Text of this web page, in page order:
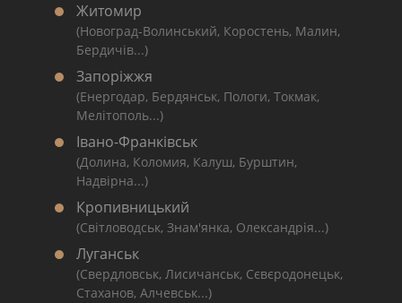
Житомир
(Новоград-Волинський, Коростень, Малин,
Бердичів...)
Запоріжжя
(Енергодар, Бердянськ, Пологи, Токмак,
Мелітополь...)
Івано-Франківськ
(Долина, Коломия, Калуш, Бурштин,
Надвірна...)
Кропивницький
(Світловодськ, Знам'янка, Олександрія...)
Луганськ
(Свердловськ, Лисичанськ, Сєвєродонецьк,
Стаханов, Алчевськ...)